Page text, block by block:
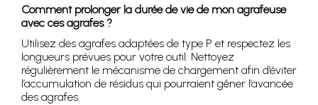
Comment prolonger la durée de vie de mon agrafeuse
avec ces agrafes ?
Utilisez des agrafes adaptées de type P et respectez les
longueurs prévues pour votre outil. Nettoyez
régulièrement le mécanisme de chargement afin d’éviter
l’accumulation de résidus qui pourraient gêner l’avancée
des agrafes.